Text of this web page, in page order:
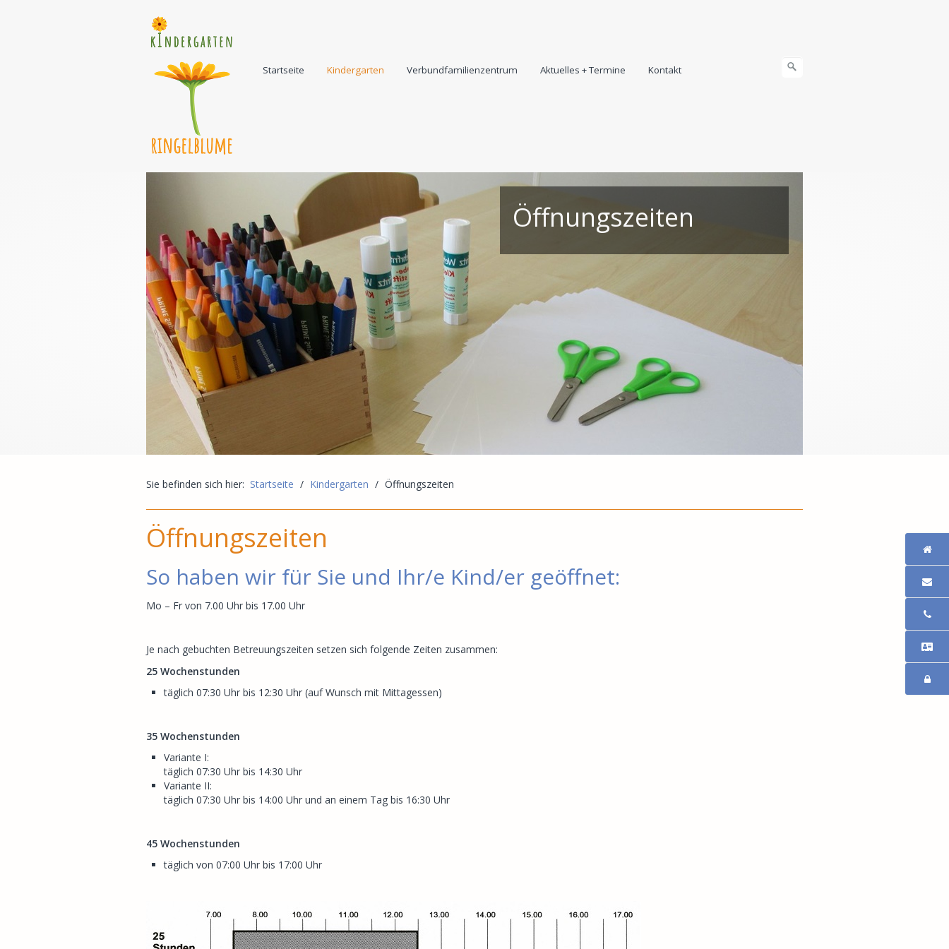
Startseite Kindergarten Verbundfamilienzentrum Aktuelles + Termine Kontakt
Öffnungszeiten
Sie befinden sich hier: Startseite / Kindergarten / Öffnungszeiten
Öffnungszeiten
So haben wir für Sie und Ihr/e Kind/er geöffnet:
Mo – Fr von 7.00 Uhr bis 17.00 Uhr
Je nach gebuchten Betreuungszeiten setzen sich folgende Zeiten zusammen:
25 Wochenstunden
täglich 07:30 Uhr bis 12:30 Uhr (auf Wunsch mit Mittagessen)
35 Wochenstunden
Variante I:
täglich 07:30 Uhr bis 14:30 Uhr
Variante II:
täglich 07:30 Uhr bis 14:00 Uhr und an einem Tag bis 16:30 Uhr
45 Wochenstunden
täglich von 07:00 Uhr bis 17:00 Uhr